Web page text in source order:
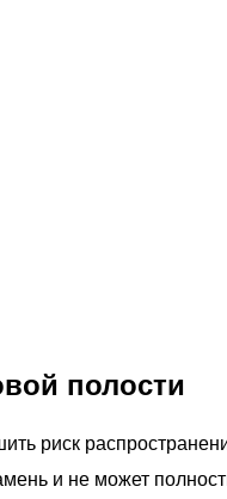
полости
риск
и не может